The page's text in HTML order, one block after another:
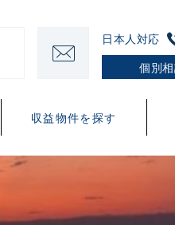
日本人対応
個別
収益物件を探す